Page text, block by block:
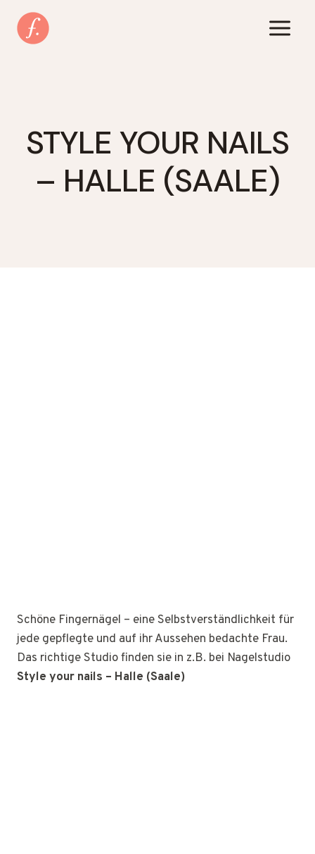
Inhalt
springen
STYLE YOUR NAILS
– HALLE (SAALE)
Schöne Fingernägel – eine Selbstverständlichkeit für
jede gepflegte und auf ihr Aussehen bedachte Frau.
Das richtige Studio finden sie in z.B. bei Nagelstudio
Style your nails – Halle (Saale)